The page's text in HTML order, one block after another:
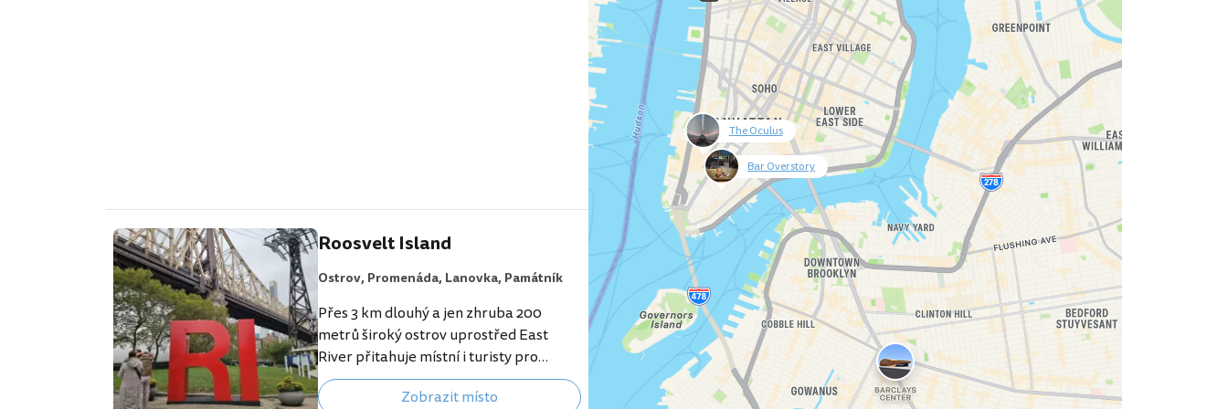
Roosvelt Island
Ostrov, Promenáda, Lanovka, Památník
Přes 3 km dlouhý a jen zhruba 200
metrů široký ostrov uprostřed East
River přitahuje místní i turisty pro
krásné pěší promenády podél řeky,
neotřelé výhledy na Manhattan nebo
Zobrazit místo
null
The Oculus
null
Bar Overstory